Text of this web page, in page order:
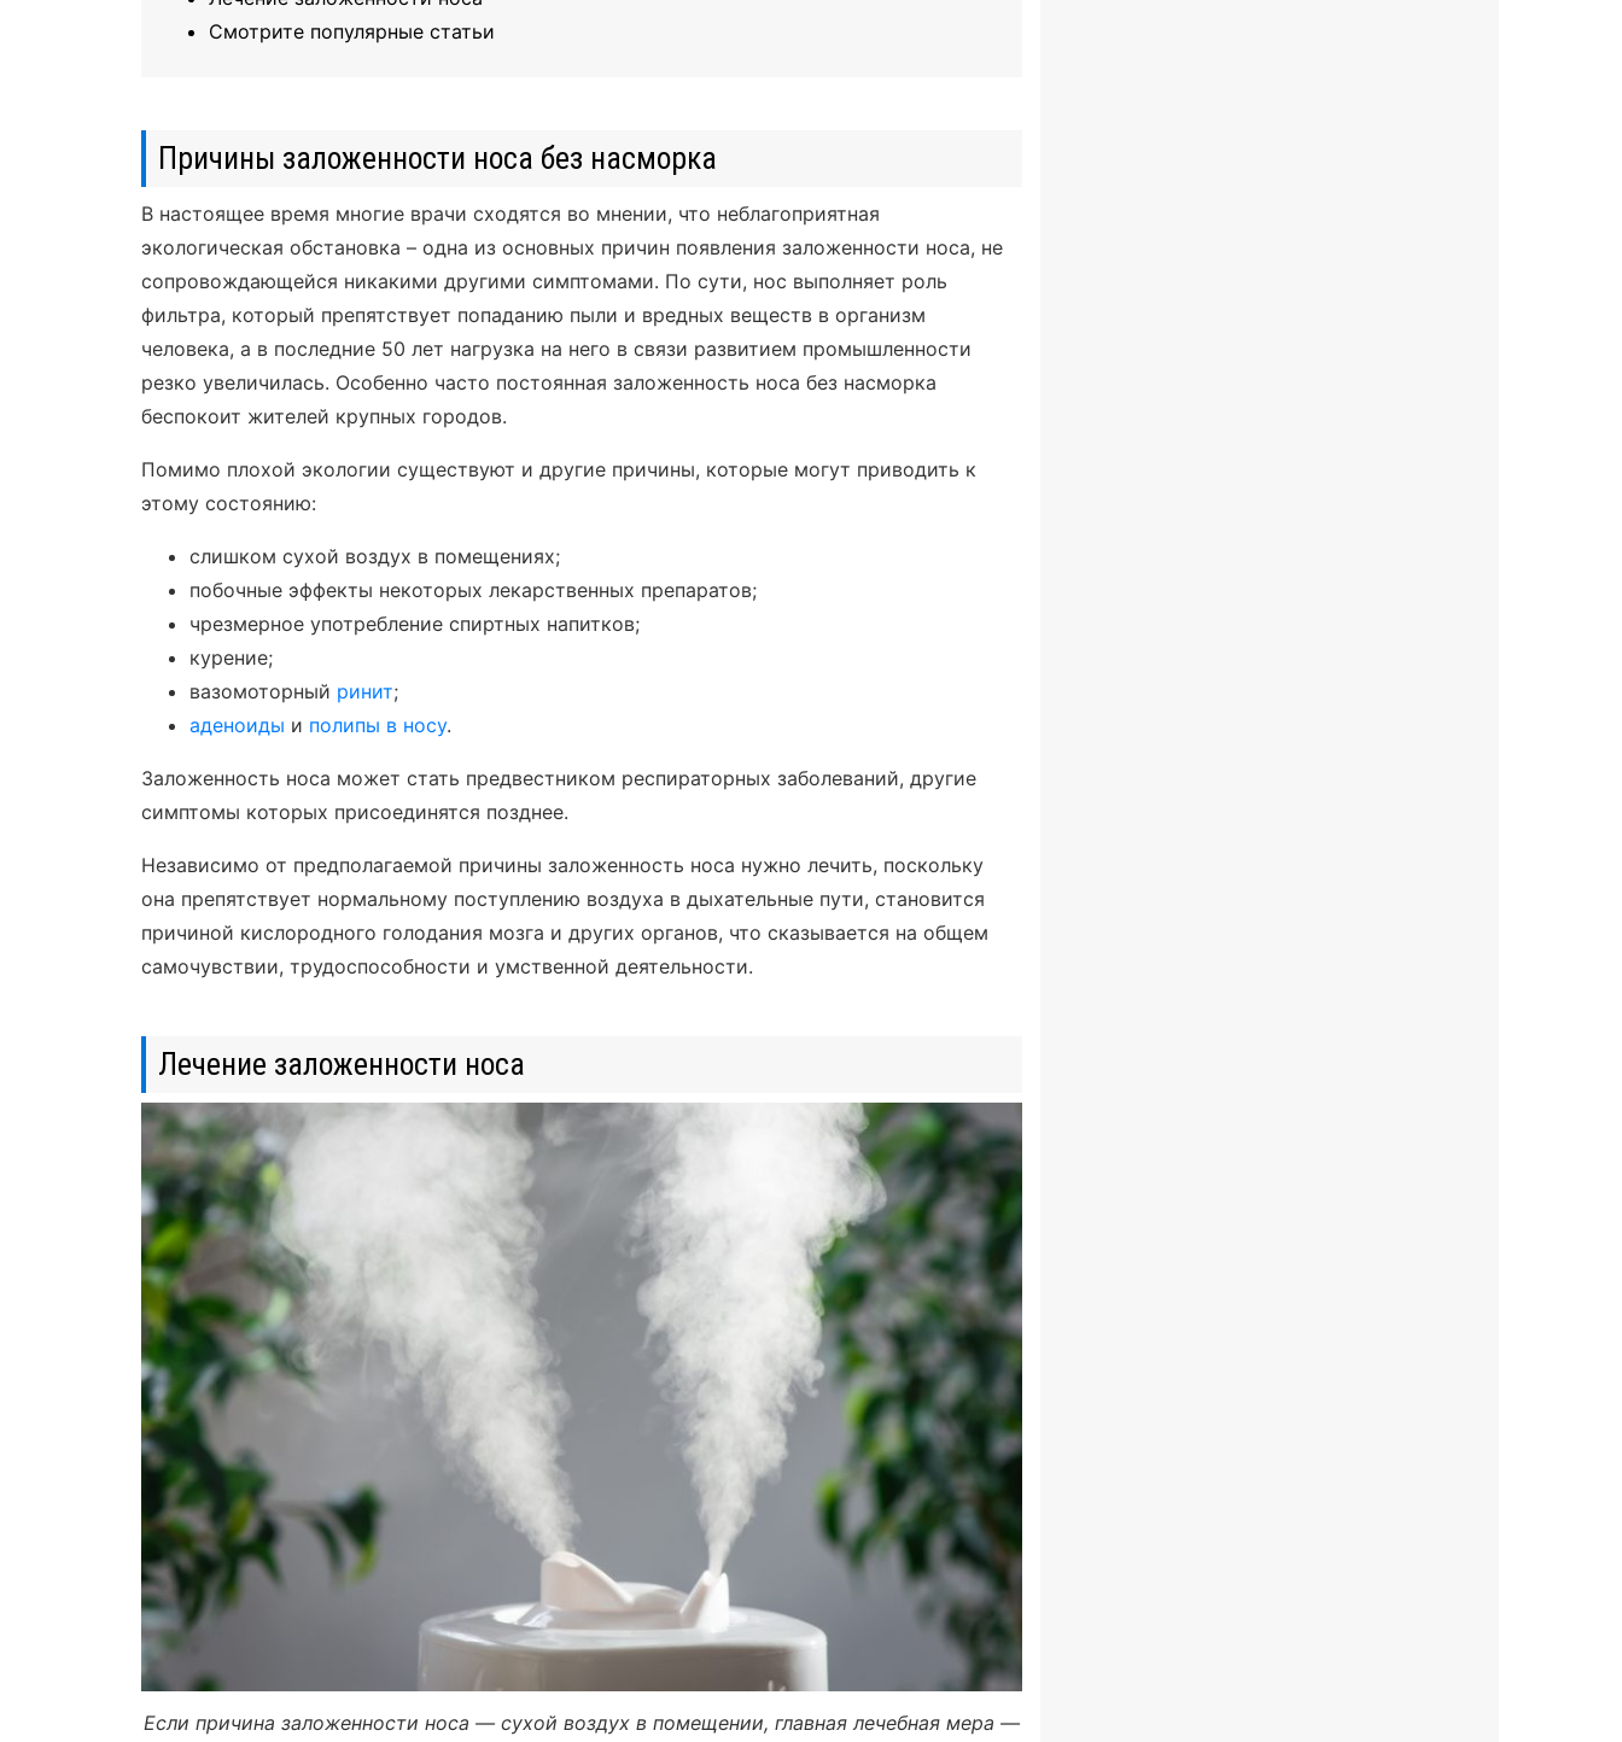
Смотрите популярные статьи
Причины заложенности носа без насморка
В настоящее время многие врачи сходятся во мнении, что неблагоприятная
экологическая обстановка – одна из основных причин появления заложенности носа, не
сопровождающейся никакими другими симптомами. По сути, нос выполняет роль
фильтра, который препятствует попаданию пыли и вредных веществ в организм
человека, а в последние 50 лет нагрузка на него в связи развитием промышленности
резко увеличилась. Особенно часто постоянная заложенность носа без насморка
беспокоит жителей крупных городов.
Помимо плохой экологии существуют и другие причины, которые могут приводить к
этому состоянию:
слишком сухой воздух в помещениях;
побочные эффекты некоторых лекарственных препаратов;
чрезмерное употребление спиртных напитков;
курение;
вазомоторный ринит;
аденоиды и полипы в носу.
Заложенность носа может стать предвестником респираторных заболеваний, другие
симптомы которых присоединятся позднее.
Независимо от предполагаемой причины заложенность носа нужно лечить, поскольку
она препятствует нормальному поступлению воздуха в дыхательные пути, становится
причиной кислородного голодания мозга и других органов, что сказывается на общем
самочувствии, трудоспособности и умственной деятельности.
Лечение заложенности носа
Если причина заложенности носа — сухой воздух в помещении, главная лечебная мера —